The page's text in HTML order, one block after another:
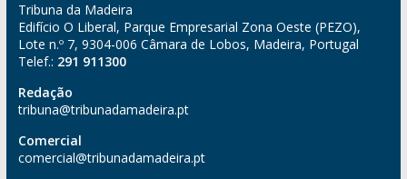
Tribuna da Madeira
Edifício O Liberal, Parque Empresarial Zona Oeste (PEZO),
Lote n.º 7, 9304-006 Câmara de Lobos, Madeira, Portugal
Telef.: 291 911300
Redação
tribuna@tribunadamadeira.pt
Comercial
comercial@tribunadamadeira.pt